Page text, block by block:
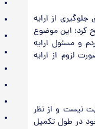
از ارایه
کرد: این موضوع
و مسئول ارایه
لزوم از ارایه
نیست و از نظر
در طول تکمیل